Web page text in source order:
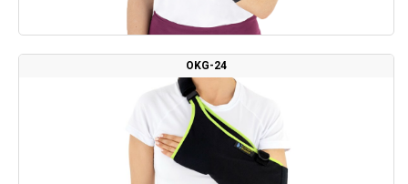
OKG-24